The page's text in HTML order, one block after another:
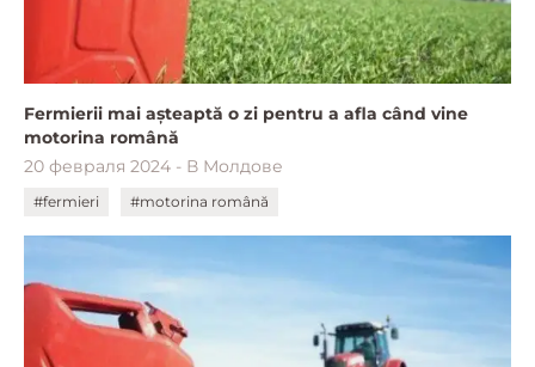
Fermierii mai așteaptă o zi pentru a afla când vine
motorina română
20 февраля 2024 - В Молдове
#fermieri #motorina română